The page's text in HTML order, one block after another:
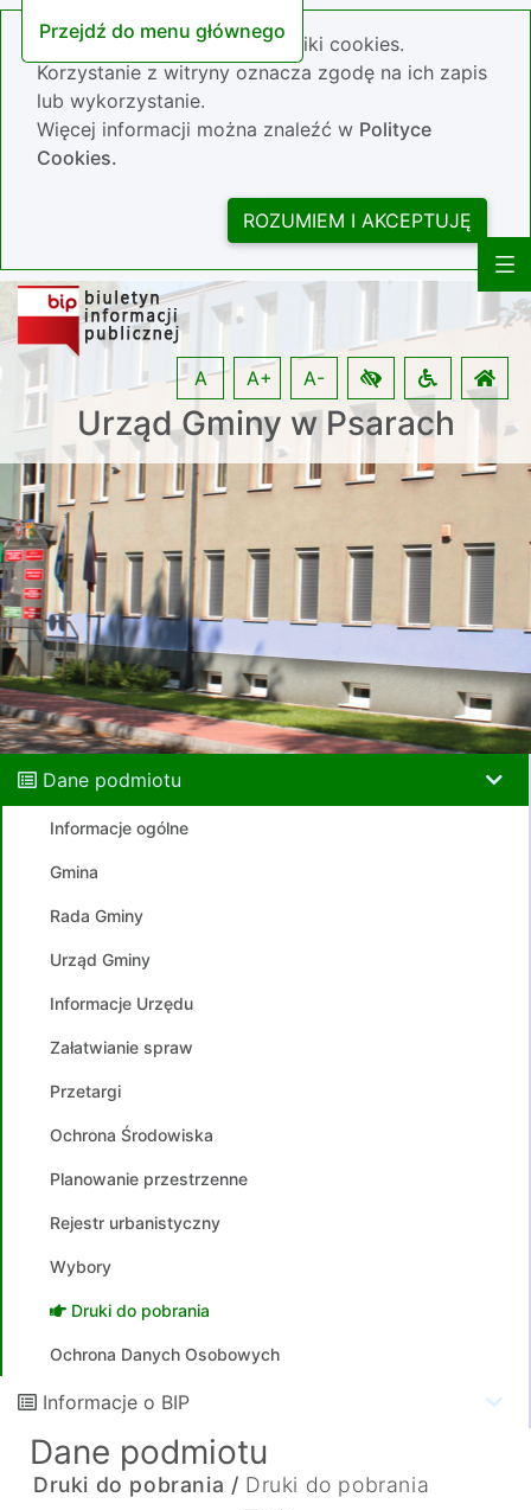
Przejdź do menu głównego
Nasza strona wykorzystuje pliki cookies.
Korzystanie z witryny oznacza zgodę na ich zapis
lub wykorzystanie.
Więcej informacji można znaleźć w Polityce
Cookies.
ROZUMIEM I AKCEPTUJĘ
Urząd Gminy w Psarach
A A+ A-
Dane podmiotu
Informacje ogólne
Gmina
Rada Gminy
Urząd Gminy
Informacje Urzędu
Załatwianie spraw
Przetargi
Ochrona Środowiska
Planowanie przestrzenne
Rejestr urbanistyczny
Wybory
Druki do pobrania
Ochrona Danych Osobowych
Informacje o BIP
Dane podmiotu
Druki do pobrania / Druki do pobrania